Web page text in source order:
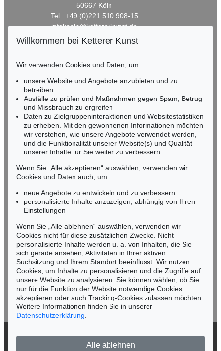
50667 Köln
Tel.: +49 (0)221 510 908-15
infokoeln@kettererkunst.de
HESSEN
Miriam Heß
Tel.: +49 (0)62 21 58 80-038
Fax: +49 (0)62 21 58 80-595
infoheidelberg@kettererkunst.de
NORDDEUTSCHLAND
Nico Kassel, M.A.
Mobil: +49 (0)171 8618661
n.kassel@kettererkunst.de
Keine Auktion mehr verpassen!
Wir informieren Sie rechtzeitig.
Jetzt zum Newsletter anmelden >
Willkommen bei Ketterer Kunst
Wir verwenden Cookies und Daten, um
unsere Website und Angebote anzubieten und zu
betreiben
Ausfälle zu prüfen und Maßnahmen gegen Spam, Betrug
und Missbrauch zu ergreifen
Daten zu Zielgruppeninteraktionen und Websitestatistiken
zu erheben. Mit den gewonnenen Informationen möchten
wir verstehen, wie unsere Angebote verwendet werden,
und die Funktionalität unserer Website(s) und Qualität
unserer Inhalte für Sie weiter zu verbessern.
Wenn Sie „Alle akzeptieren“ auswählen, verwenden wir
Cookies und Daten auch, um
neue Angebote zu entwickeln und zu verbessern
personalisierte Inhalte anzuzeigen, abhängig von Ihren
Einstellungen
Wenn Sie „Alle ablehnen“ auswählen, verwenden wir
Cookies nicht für diese zusätzlichen Zwecke. Nicht
personalisierte Inhalte werden u. a. von Inhalten, die Sie
sich gerade ansehen, Aktivitäten in Ihrer aktiven
Suchsitzung und Ihrem Standort beeinflusst. Wir nutzen
Cookies, um Inhalte zu personalisieren und die Zugriffe auf
unsere Website zu analysieren. Sie können wählen, ob Sie
nur für die Funktion der Website notwendige Cookies
akzeptieren oder auch Tracking-Cookies zulassen möchten.
Weitere Informationen finden Sie in unserer
Datenschutzerklärung
Alle ablehnen